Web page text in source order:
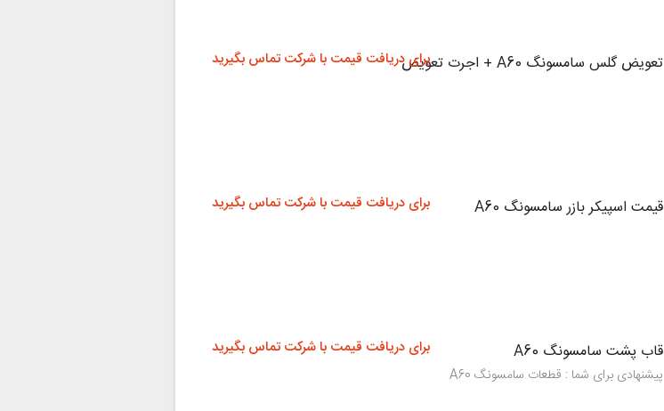
تعویض گلس سامسونگ A60 + اجرت تعویض برای دریافت قیمت با شرکت تماس بگیرید
قیمت اسپیکر بازر سامسونگ A60 برای دریافت قیمت با شرکت تماس بگیرید
قاب پشت سامسونگ A60
پیشنهادی برای شما : قطعات سامسونگ A60
برای دریافت قیمت با شرکت تماس بگیرید